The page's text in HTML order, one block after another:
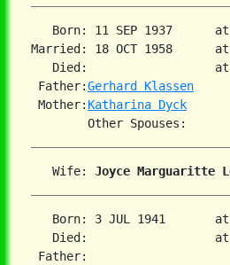
Born: 11 SEP 1937
Married: 18 OCT 1958
Died:
Father:Gerhard Klassen
Mother: Katharina Dyck
   Wife:
Joyce Marguaritte
Born: 3 JUL 1941
Died:
Father: